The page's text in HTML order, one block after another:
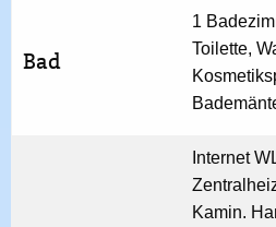
Bad
1
Toilette,
Internet
Kamin.